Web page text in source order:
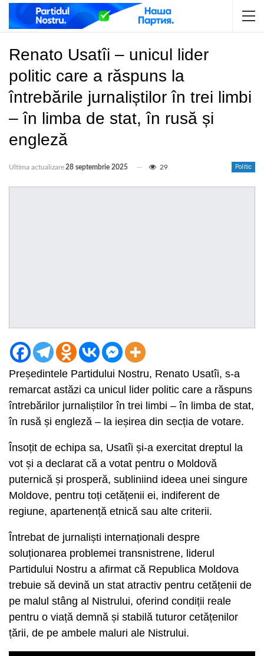
Renato Usatîi – unicul lider
politic care a răspuns la
întrebările jurnaliștilor în trei limbi
– în limba de stat, în rusă și
engleză
Politic
Ultima actualizare28 septembrie 2025 29
Președintele Partidului Nostru, Renato Usatîi, s-a
remarcat astăzi ca unicul lider politic care a răspuns
întrebărilor jurnaliștilor în trei limbi – în limba de stat,
în rusă și engleză – la ieșirea din secția de votare.
Însoțit de echipa sa, Usatîi și-a exercitat dreptul la
vot și a declarat că a votat pentru o Moldovă
puternică și prosperă, subliniind ideea unei singure
Moldove, pentru toți cetățenii ei, indiferent de
regiune, apartenență etnică sau alte criterii.
Întrebat de jurnaliști internaționali despre
soluționarea problemei transnistrene, liderul
Partidului Nostru a afirmat că Republica Moldova
trebuie să devină un stat atractiv pentru cetățenii de
pe malul stâng al Nistrului, oferind condiții reale
pentru o viață demnă și stabilă tuturor cetățenilor
țării, de pe ambele maluri ale Nistrului.